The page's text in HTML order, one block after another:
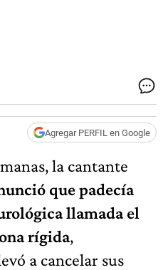
Agregar PERFIL en Google
la cantante
que padecía
llamada el
rígida,
a cancelar sus